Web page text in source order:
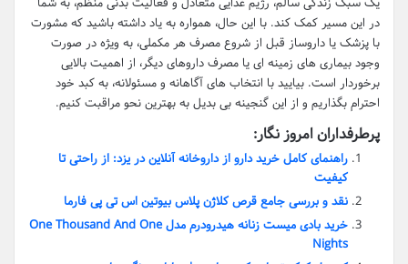
در این مسیر کمک کند. با این حال، همواره به یاد داشته باشید که مشورت
با پزشک یا داروساز قبل از شروع مصرف هر مکملی، به ویژه در صورت
وجود بیماری های زمینه ای یا مصرف داروهای دیگر، از اهمیت بالایی
برخوردار است. بیایید با انتخاب های آگاهانه و مسئولانه، به کبد خود
احترام بگذاریم و از این گنجینه بی بدیل به بهترین نحو مراقبت کنیم.
پرطرفداران امروز نگار:
راهنمای کامل خرید دارو از داروخانه آنلاین در یزد: از راحتی تا
کیفیت
نقد و بررسی جامع قرص کلاژن پلاس بیوتین اس تی پی فارما
خرید بادی میست زنانه هیدرودرم مدل One Thousand And One
Nights